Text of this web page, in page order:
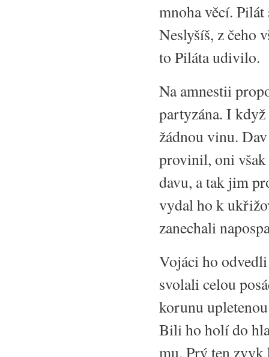
mnoha věcí.
Neslyšíš, z čeho
to Piláta udivilo.
Na amnestii
partyzána. I když
žádnou vinu.
provinil, oni
davu, a tak jim
vydal ho k
zanechali
Vojáci ho
svolali celou
korunu
Bili ho holí do
mu. Prý ten zvyk